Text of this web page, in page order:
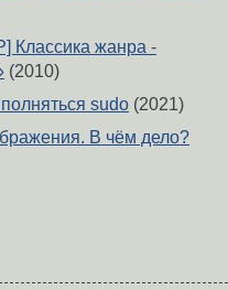
Классика жанра -
(2010)
sudo (2021)
В чём дело?